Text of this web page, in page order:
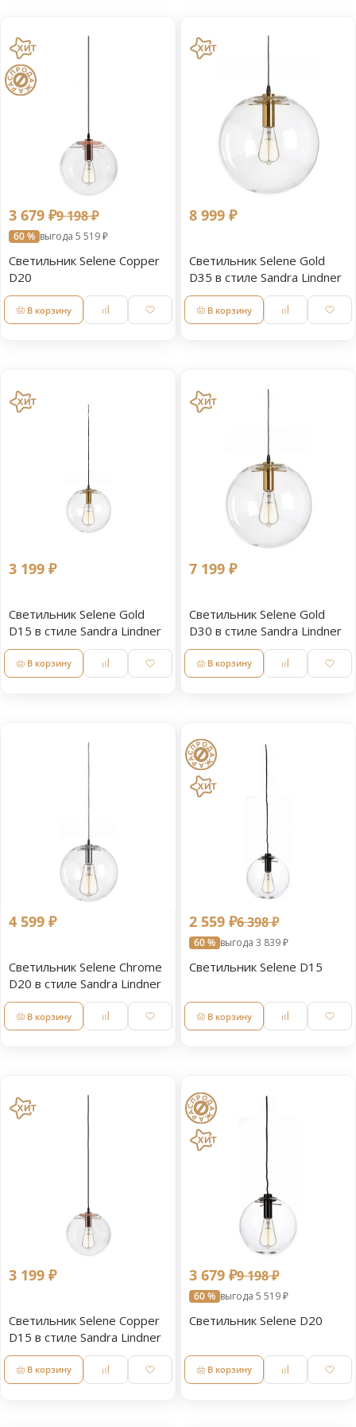
3 679 ₽9 198 ₽
60 % выгода 5 519 ₽
Светильник Selene Copper
D20
В корзину
8 999 ₽
Светильник Selene Gold
D35 в стиле Sandra Lindner
В корзину
3 199 ₽
Светильник Selene Gold
D15 в стиле Sandra Lindner
В корзину
7 199 ₽
Светильник Selene Gold
D30 в стиле Sandra Lindner
В корзину
4 599 ₽
Светильник Selene Chrome
D20 в стиле Sandra Lindner
В корзину
2 559 ₽6 398 ₽
60 % выгода 3 839 ₽
Светильник Selene D15
В корзину
3 199 ₽
Светильник Selene Copper
D15 в стиле Sandra Lindner
В корзину
3 679 ₽9 198 ₽
60 % выгода 5 519 ₽
Светильник Selene D20
В корзину